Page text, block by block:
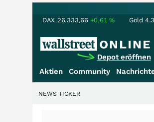
DAX 26.333,66 +0,61% Gold
Depot eröffnen
Aktien Community
NEWS TICKER